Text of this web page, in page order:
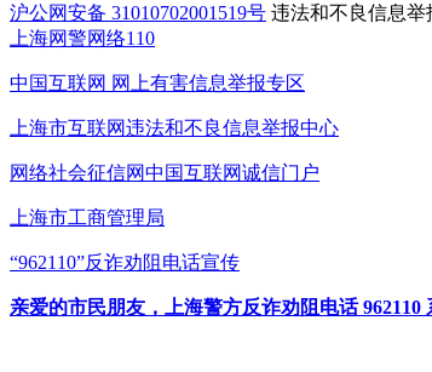
沪公网安备 31010702001519号 违法和不良信息举
上海网警网络110
中国互联网 网上有害信息举报专区
上海市互联网违法和不良信息举报中心
网络社会征信网中国互联网诚信门户
上海市工商管理局
“962110”反诈劝阻电话宣传
亲爱的市民朋友，上海警方反诈劝阻电话